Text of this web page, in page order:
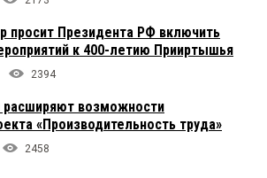
просит Президента РФ включить
к 400-летию Прииртышья
2394
расширяют возможности
«Производительность труда»
2458